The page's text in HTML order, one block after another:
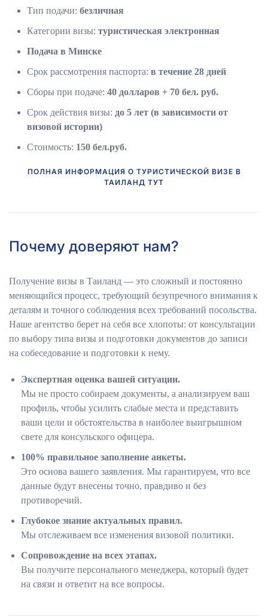
Тип подачи: безличная
Категории визы: туристическая электронная
Подача в Минске
Срок рассмотрения паспорта: в течение 28 дней
Сборы при подаче: 40 долларов + 70 бел. руб.
Срок действия визы: до 5 лет (в зависимости от
визовой истории)
Стоимость: 150 бел.руб.
ПОЛНАЯ ИНФОРМАЦИЯ О ТУРИСТИЧЕСКОЙ ВИЗЕ В
ТАИЛАНД ТУТ
Почему доверяют нам?
Получение визы в Таиланд — это сложный и постоянно
меняющийся процесс, требующий безупречного внимания к
деталям и точного соблюдения всех требований посольства.
Наше агентство берет на себя все хлопоты: от консультации
по выбору типа визы и подготовки документов до записи
на собеседование и подготовки к нему.
Экспертная оценка вашей ситуации.
Мы не просто собираем документы, а анализируем ваш
профиль, чтобы усилить слабые места и представить
ваши цели и обстоятельства в наиболее выигрышном
свете для консульского офицера.
100% правильное заполнение анкеты.
Это основа вашего заявления. Мы гарантируем, что все
данные будут внесены точно, правдиво и без
противоречий.
Глубокое знание актуальных правил.
Мы отслеживаем все изменения визовой политики.
Сопровождение на всех этапах.
Вы получите персонального менеджера, который будет
на связи и ответит на все вопросы.